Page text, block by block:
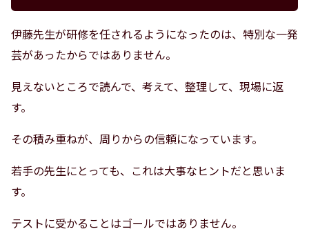
伊藤先生が研修を任されるようになったのは、特別な一発
芸があったからではありません。
見えないところで読んで、考えて、整理して、現場に返
す。
その積み重ねが、周りからの信頼になっています。
若手の先生にとっても、これは大事なヒントだと思いま
す。
テストに受かることはゴールではありません。